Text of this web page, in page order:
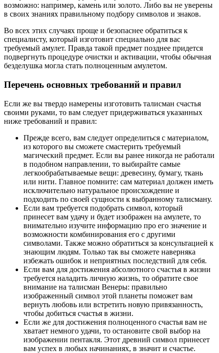
возможно: например, камень или золото. Либо вы не уверены
в своих знаниях правильному подбору символов и знаков.
Во всех этих случаях проще и безопаснее обратиться к
специалисту, который изготовит специально для вас
требуемый амулет. Правда такой предмет позднее придется
подвергнуть процедуре очистки и активации, чтобы обычная
безделушка могла стать полноценным амулетом.
Перечень основных требований и правил
Если же вы твердо намерены изготовить талисман счастья
своими руками, то вам следует придерживаться указанных
ниже требований и правил:
Прежде всего, вам следует определиться с материалом,
из которого вы сможете смастерить требуемый
магический предмет. Если вы ранее никогда не работали
в подобном направлении, то выбирайте самые
легкообрабатываемые вещи: древесину, бумагу, ткань
или нити. Главное помните: сам материал должен иметь
исключительно натуральное происхождение и
подходить по своей сущности к выбранному талисману.
Если вам требуется подобрать символ, который
принесет вам удачу и будет изображен на амулете, то
внимательно изучите информацию про его значение и
возможности комбинирования его с другими
символами. Также можно обратиться за консультацией к
знающим людям. Только так вы сможете наверняка
избежать ошибок и неприятных последствий для себя.
Если вам для достижения абсолютного счастья в жизни
требуется наладить личную жизнь, то обратите свое
внимание на талисман Венеры: правильно
изображенный символ этой планеты поможет вам
вернуть любовь или встретить новую привязанность,
чтобы добиться счастья в жизни.
Если же для достижения полноценного счастья вам не
хватает немного удачи, то остановите свой выбор на
изображении пентакля. Этот древний символ принесет
вам успех в любых начинаниях, в значит и счастье.